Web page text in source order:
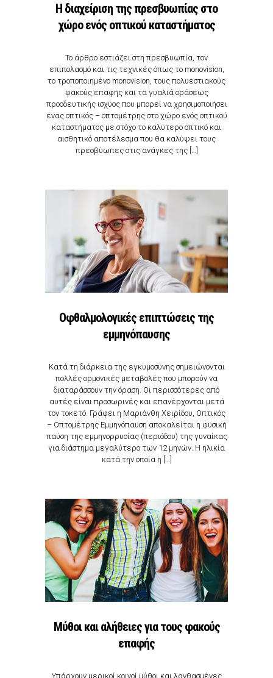
Η διαχείριση της πρεσβυωπίας στο
χώρο ενός οπτικού καταστήματος
Το άρθρο εστιάζει στη πρεσβυωπία, τον
επιπολασμό και τις τεχνικές όπως το monovision,
το τροποποιημένο monovision, τους πολυεστιακούς
φακούς επαφής και τα γυαλιά οράσεως
προοδευτικής ισχύος που μπορεί να χρησιμοποιήσει
ένας οπτικός – οπτομέτρης στο χώρο ενός οπτικού
καταστήματος με στόχο το καλύτερο οπτικό και
αισθητικό αποτέλεσμα που θα καλύψει τους
πρεσβύωπες στις ανάγκες της […]
Οφθαλμολογικές επιπτώσεις της
εμμηνόπαυσης
Κατά τη διάρκεια της εγκυμοσύνης σημειώνονται
πολλές ορμονικές μεταβολές που μπορούν να
διαταράσσουν την όραση. Οι περισσότερες από
αυτές είναι προσωρινές και επανέρχονται μετά
τον τοκετό. Γράφει η Μαριάνθη Χειρίδου, Οπτικός
– Οπτομέτρης Εμμηνόπαυση αποκαλείται η φυσική
παύση της εμμηνορρυσίας (περιόδου) της γυναίκας
για διάστημα μεγαλύτερο των 12 μηνών. Η ηλικία
κατά την οποία η […]
Μύθοι και αλήθειες για τους φακούς
επαφής
Υπάρχουν μερικοί κοινοί μύθοι και λανθασμένες